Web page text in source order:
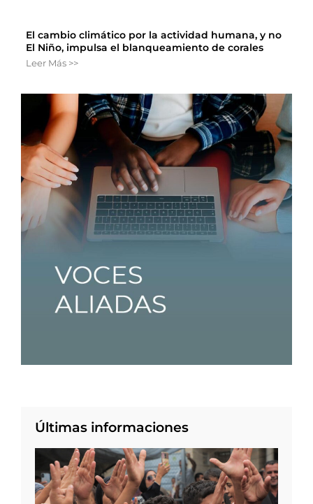
El cambio climático por la actividad humana, y no
El Niño, impulsa el blanqueamiento de corales
Leer Más >>
Últimas informaciones